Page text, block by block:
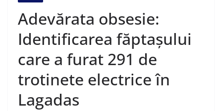
Adevărata obsesie:
Identificarea făptașului
care a furat 291 de
trotinete electrice în
Lagadas